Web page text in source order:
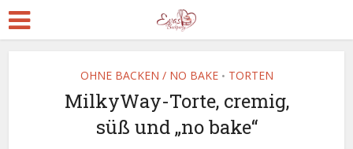
OHNE BACKEN / NO BAKE • TORTEN
MilkyWay-Torte, cremig,
süß und „no bake“